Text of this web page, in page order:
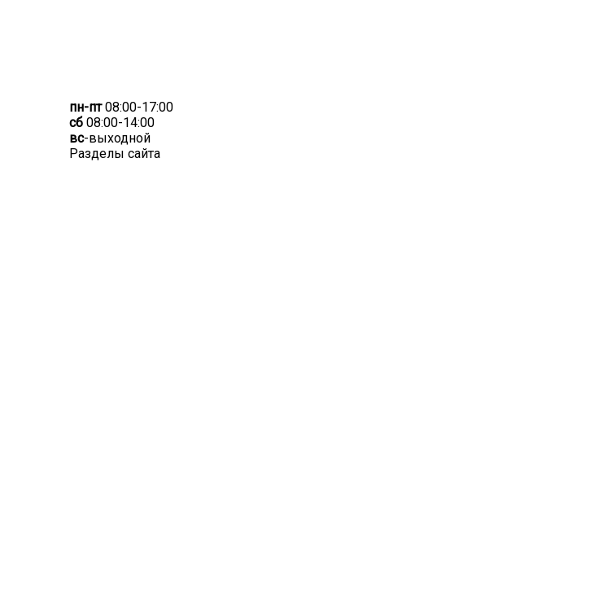
пн-пт08:00-17:00
сб 08:00-14:00
вс-выходной
Разделы сайта